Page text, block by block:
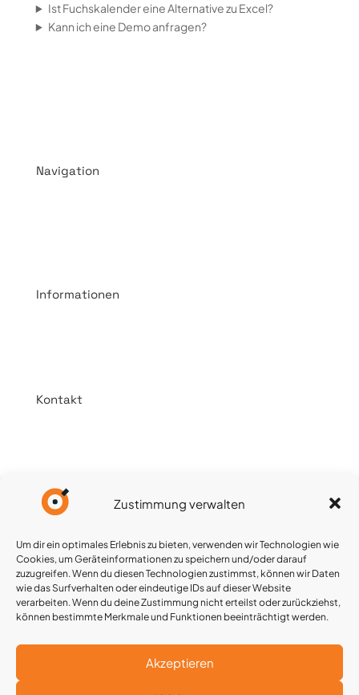
Zustimmung verwalten
Um dir ein optimales Erlebnis zu bieten, verwenden wir Technologien wie
Cookies, um Geräteinformationen zu speichern und/oder darauf
zuzugreifen. Wenn du diesen Technologien zustimmst, können wir Daten
wie das Surfverhalten oder eindeutige IDs auf dieser Website
verarbeiten. Wenn du deine Zustimmung nicht erteilst oder zurückziehst,
können bestimmte Merkmale und Funktionen beeinträchtigt werden.
Akzeptieren
Ist Fuchskalender eine Alternative zu Excel?
Kann ich eine Demo anfragen?
Navigation
Informationen
Kontakt
Cookie-Richtlinie (EU)
© 2026
Sonetix.de |
*Alle Preise
Sonetix.dewird
unterstützt
durchNotetec
Refurbishment
Für diese
Webseite
wurde teilweise
die Hilfe von KI